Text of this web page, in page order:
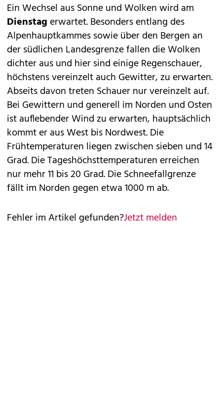
Ein Wechsel aus Sonne und Wolken wird am
Dienstagerwartet. Besonders entlang des
Alpenhauptkammes sowie über den Bergen an
der südlichen Landesgrenze fallen die Wolken
dichter aus und hier sind einige Regenschauer,
höchstens vereinzelt auch Gewitter, zu erwarten.
Abseits davon treten Schauer nur vereinzelt auf.
Bei Gewittern und generell im Norden und Osten
ist auflebender Wind zu erwarten, hauptsächlich
kommt er aus West bis Nordwest. Die
Frühtemperaturen liegen zwischen sieben und 14
Grad. Die Tageshöchsttemperaturen erreichen
nur mehr 11 bis 20 Grad. Die Schneefallgrenze
fällt im Norden gegen etwa 1000 m ab.
Fehler im Artikel gefunden?Jetzt melden